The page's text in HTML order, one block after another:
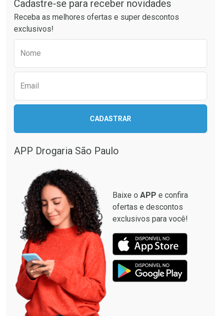
Comprar sem Desconto
Por R$ 130,95/cada
Comprar sem Desconto
Ativar Desconto
Comprar sem Desconto
Cadastre-se para receber novidades
Receba as melhores ofertas e super descontos
exclusivos!
Nome
Email
CADASTRAR
APP Drogaria São Paulo
Baixe o APP e confira
ofertas e descontos
exclusivos para você!